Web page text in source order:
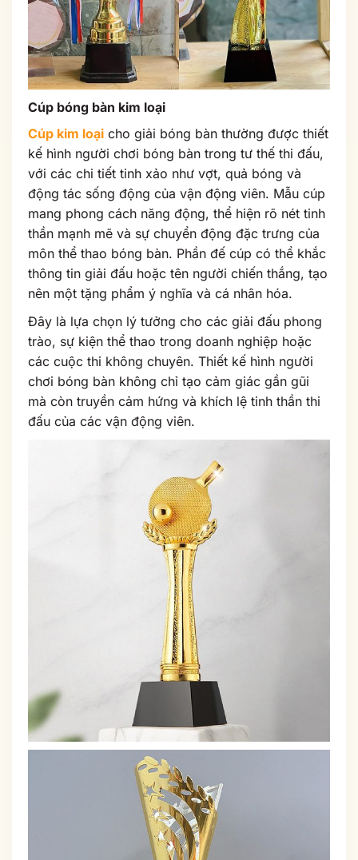
Cúp bóng bàn kim loại
Cúp kim loại cho giải bóng bàn thường được thiết
kế hình người chơi bóng bàn trong tư thế thi đấu,
với các chi tiết tinh xảo như vợt, quả bóng và
động tác sống động của vận động viên. Mẫu cúp
mang phong cách năng động, thể hiện rõ nét tinh
thần mạnh mẽ và sự chuyển động đặc trưng của
môn thể thao bóng bàn. Phần đế cúp có thể khắc
thông tin giải đấu hoặc tên người chiến thắng, tạo
nên một tặng phẩm ý nghĩa và cá nhân hóa.
Đây là lựa chọn lý tưởng cho các giải đấu phong
trào, sự kiện thể thao trong doanh nghiệp hoặc
các cuộc thi không chuyên. Thiết kế hình người
chơi bóng bàn không chỉ tạo cảm giác gần gũi
mà còn truyền cảm hứng và khích lệ tinh thần thi
đấu của các vận động viên.